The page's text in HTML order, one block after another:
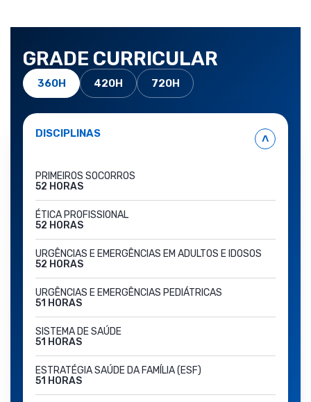
GRADE CURRICULAR
360H 420H 720H
DISCIPLINAS ˄
PRIMEIROS SOCORROS
52 HORAS
ÉTICA PROFISSIONAL
52 HORAS
URGÊNCIAS E EMERGÊNCIAS EM ADULTOS E IDOSOS
52 HORAS
URGÊNCIAS E EMERGÊNCIAS PEDIÁTRICAS
51 HORAS
SISTEMA DE SAÚDE
51 HORAS
ESTRATÉGIA SAÚDE DA FAMÍLIA (ESF)
51 HORAS